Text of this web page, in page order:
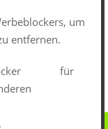
um
entfernen.
für
.